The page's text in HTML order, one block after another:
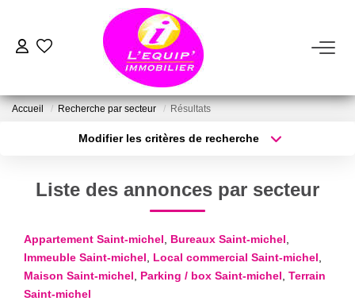
ACHETER
FAIRE GÉRER
Accueil Recherche par secteur Résultats
Modifier les critères de recherche
Type de bien
Surface min
Budget max Plus de critères
Créer une alerte
Liste des annonces par secteur
Appartement Saint-michel Bureaux Saint-michel
Immeuble Saint-michel
Local commercial Saint-michel
Maison Saint-michel
Parking / box Saint-michel Terrain
Saint-michel